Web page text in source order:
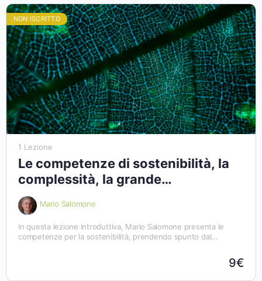
NON ISCRITTO
1 Lezione
Le competenze di sostenibilità, la
complessità, la grande
accelerazione: un primo sguardo
Mario Salomone
In questa lezione introduttiva, Mario Salomone presenta le
competenze per la sostenibilità, prendendo spunto dal
GreenComp. Quadro europeo
9€